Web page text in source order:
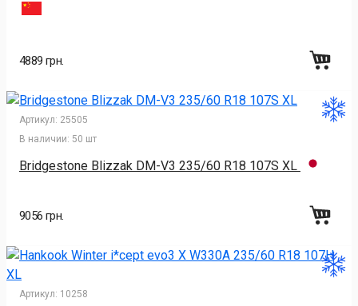
4889 грн.
Артикул: 25505
В наличии: 50 шт
Bridgestone Blizzak DM-V3 235/60 R18 107S XL
9056 грн.
Артикул: 10258